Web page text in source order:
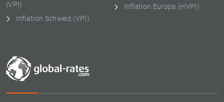
(VPI)
Inflation Schweiz (VPI)
Inflation Europa (HVPI)